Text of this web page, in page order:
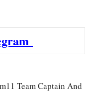
Team Captain And